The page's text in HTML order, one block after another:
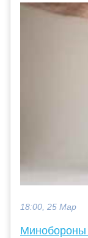
18:00, 25 Мар
Минобороны